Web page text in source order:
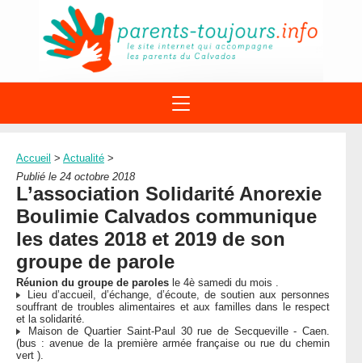
À PROPOS DU REAAP
1ÈRE VISITE
ACTUALITÉ
AGENDA
DISPOSITIFS PARENTALITÉ
SITES INTERNET
NUMÉROS VERTS
LEXIQUE
LETTRES D’INFO
MENTIONS LÉGALES
CONTACT
STRUCTURES
DOCUMENTS
FORMATIONS
Accueil > Actualité >
Publié le 24 octobre 2018
L’association Solidarité Anorexie
Boulimie Calvados communique
les dates 2018 et 2019 de son
groupe de parole
Réunion du groupe de paroles le 4è samedi du mois .
Lieu d’accueil, d’échange, d’écoute, de soutien aux personnes
souffrant de troubles alimentaires et aux familles dans le respect
et la solidarité.
Maison de Quartier Saint-Paul 30 rue de Secqueville - Caen.
(bus : avenue de la première armée française ou rue du chemin
vert ).